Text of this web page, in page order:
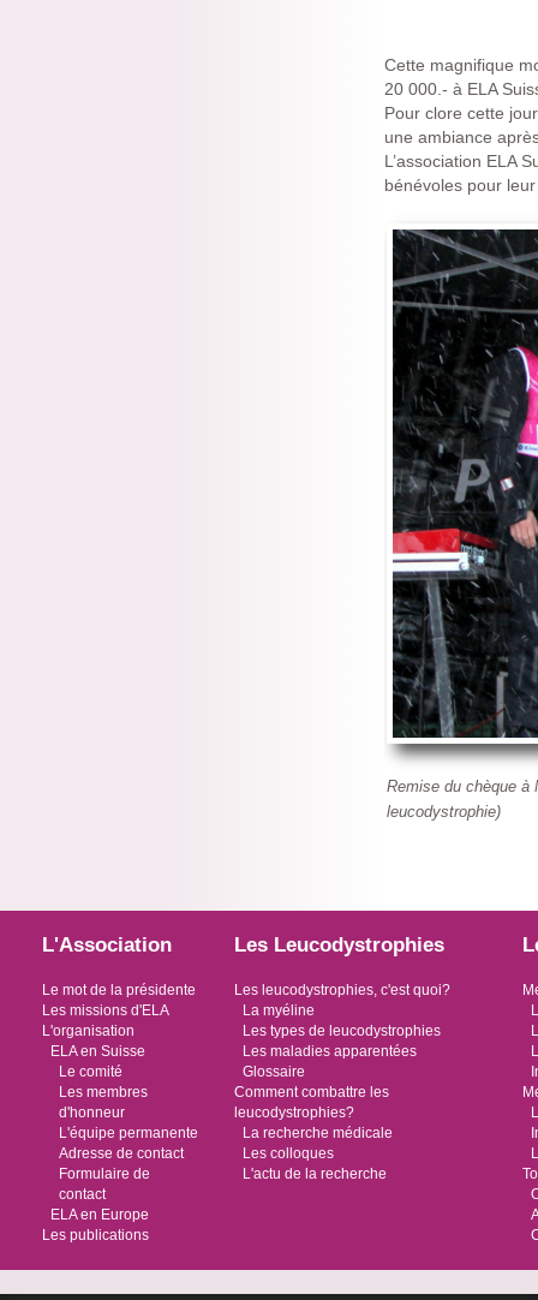
Cette magnifique
20 000.- à ELA
Pour clore cette
une ambiance
L’association ELA
bénévoles pour
Remise du chèque à
leucodystrophie)
L'Association
Le mot de la présidente
Les missions d'ELA
L'organisation
ELA en Suisse
Le comité
Les membres
d'honneur
L'équipe permanente
Adresse de contact
Formulaire de
contact
ELA en Europe
Les publications
Les Leucodystrophies
Les leucodystrophies, c'est quoi?
La myéline
Les types de leucodystrophies
Les maladies apparentées
Glossaire
Comment combattre les
leucodystrophies?
La recherche médicale
Les colloques
L'actu de la recherche